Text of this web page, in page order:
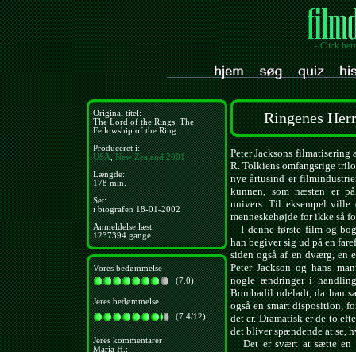
- Click
Original titel:
The Lord of the Rings: The
Fellowship of the Ring
Produceret i:
USA,New Zealand 2001
Længde:
178 min.
Set:
i biografen 18-01-2002
Anmeldelse læst:
1237394 gange
Vores bedømmelse
(7.0)
Jeres bedømmelse
(7.4/12)
Jeres kommentarer
Maria H.:
Ringenes
Peter Jacksons
R. Tolkiens omfangsrige
nye årtusind er
kunnen, som næsten er
univers. Til eksempel
menneskehøjde for ikke så
I denne første film og bog
han begiver sig ud på en
siden også af en dværg, en
Peter Jackson og hans
nogle ændringer i
Bombadil udeladt, da han
også en smart disposition,
det er. Dramatisk er de to
det bliver spændende at se,
Det er svært at sætte en